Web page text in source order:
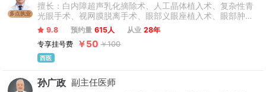
多点执业
擅长：白内障超声乳化摘除术、人工晶体植入术、复杂性青
光眼手术、视网膜脱离手术、眼部义眼座植入术、眼部肿瘤
手术、复发性翼状胬肉手术、小儿眼科诊疗、斜弱视诊治、
人工鼻泪管植入术、眼部整形美容、双眼皮（重睑术）、眼
眶肿瘤手术。
9.8 预约量 615人 从业 28年
专享挂号费
￥50 ￥100
西医
孙广政 副主任医师